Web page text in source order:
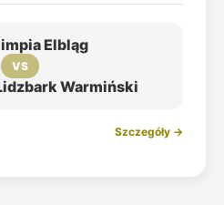
Elbląg
VS
Warmiński
Szczegóły →